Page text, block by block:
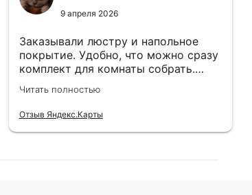
9 апреля 2026
Заказывали люстру и напольное
покрытие. Удобно, что можно сразу
комплект для комнаты собрать.
Цены адекватные.
Читать полностью
Отзыв Яндекс.Карты